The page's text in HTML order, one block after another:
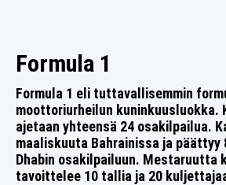
OLYMPIALAISET
Formula 1
Formula 1 eli tuttavallisemmin
moottoriurheilun kuninkuusluokka.
ajetaan yhteensä 24 osakilpailua.
maaliskuuta Bahrainissa ja päättyy
Dhabin osakilpailuun. Mestaruutta
tavoittelee 10 tallia ja 20